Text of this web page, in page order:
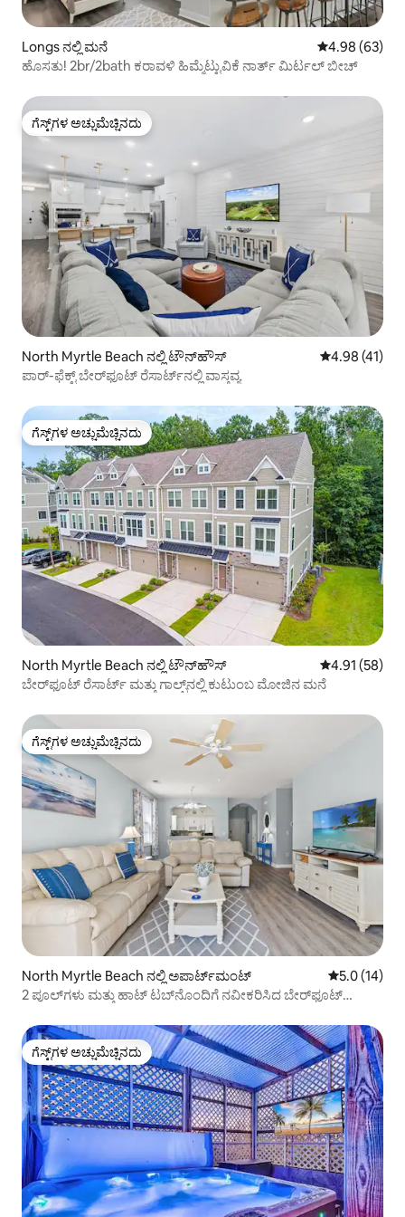
Longs ನಲ್ಲಿ ಮನೆ 5 ರಲ್ಲಿ 4.98
4.98 (63)
ಹೊಸತು! 2br/2bath ಕರಾವಳಿ ಹಿಮ್ಮೆಟ್ಟುವಿಕೆ ನಾರ್ತ್ ಮಿರ್ಟಲ್ ಬೀಚ್
ಗೆಸ್ಟ್‌ಗಳ ಅಚ್ಚುಮೆಚ್ಚಿನದು
ಗೆಸ್ಟ್‌ಗಳ ಅಚ್ಚುಮೆಚ್ಚಿನದು
North Myrtle Beach ನಲ್ಲಿ ಟೌನ್‌ಹೌಸ್ 5 ರಲ್ಲಿ 4.98
4.98 (41)
ಪಾರ್-ಫೆಕ್ಟ್ ಬೇರ್‌ಫೂಟ್ ರೆಸಾರ್ಟ್‌ನಲ್ಲಿ ವಾಸ್ತವ್ಯ
ಗೆಸ್ಟ್‌ಗಳ ಅಚ್ಚುಮೆಚ್ಚಿನದು
ಗೆಸ್ಟ್‌ಗಳ ಅಚ್ಚುಮೆಚ್ಚಿನದು
North Myrtle Beach ನಲ್ಲಿ ಟೌನ್‌ಹೌಸ್ 5 ರಲ್ಲಿ 4.91
4.91 (58)
ಬೇರ್‌ಫೂಟ್ ರೆಸಾರ್ಟ್ ಮತ್ತು ಗಾಲ್ಫ್‌ನಲ್ಲಿ ಕುಟುಂಬ ಮೋಜಿನ ಮನೆ
ಗೆಸ್ಟ್‌ಗಳ ಅಚ್ಚುಮೆಚ್ಚಿನದು
ಗೆಸ್ಟ್‌ಗಳ ಅಚ್ಚುಮೆಚ್ಚಿನದು
North Myrtle Beach ನಲ್ಲಿ ಅಪಾರ್ಟ್‌ಮಂಟ್ 5 ರಲ್ಲಿ 5.0
5.0 (14)
2 ಪೂಲ್‌ಗಳು ಮತ್ತು ಹಾಟ್ ಟಬ್‌ನೊಂದಿಗೆ ನವೀಕರಿಸಿದ ಬೇರ್‌ಫೂಟ್
ಗೆಸ್ಟ್‌ಗಳ ಅಚ್ಚುಮೆಚ್ಚಿನದು
ಗೆಸ್ಟ್‌ಗಳ ಅಚ್ಚುಮೆಚ್ಚಿನದು